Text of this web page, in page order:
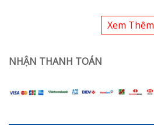
Xem Thêm
NHẬN THANH TOÁN